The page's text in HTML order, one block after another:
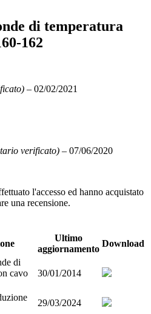
di temperatura
162
– 02/02/2021
verificato) – 07/06/2020
l'accesso ed hanno acquistato
una recensione.
Ultimo
aggiornamento
Download
di
cavo
30/01/2014
29/03/2024